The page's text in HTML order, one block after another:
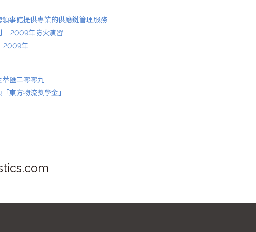
事館提供專業的供應鏈管理服務
– 2009年防火演習
2009年
萃匯二零零九
東方物流獎學金」